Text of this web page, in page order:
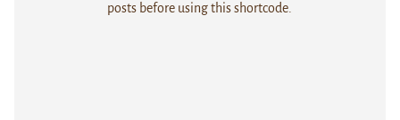
posts before using this shortcode.